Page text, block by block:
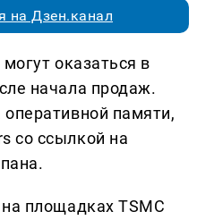
на Дзен.канал
оказаться в
начала продаж.
памяти,
со ссылкой на
площадках TSMC